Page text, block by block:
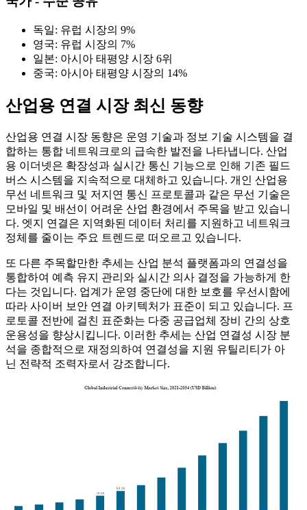
독일: 유럽 시장의 9%
영국: 유럽 시장의 7%
일본: 아시아 태평양 시장 6위
중국: 아시아 태평양 시장의 14%
산업용 연결 시장 최신 동향
산업용 연결 시장 동향은 운영 기술과 정보 기술 시스템을 결
합하는 통합 네트워크로의 급속한 발전을 나타냅니다. 산업
용 이더넷은 확장성과 실시간 통신 기능으로 인해 기존 필드
버스 시스템을 지속적으로 대체하고 있습니다. 개인 산업용
무선 네트워크 및 저지연 통신 프로토콜과 같은 무선 기술은
모바일 및 배선이 어려운 산업 환경에서 주목을 받고 있습니
다. 엣지 연결은 지역화된 데이터 처리를 지원하고 네트워크
정체를 줄이는 주요 트렌드로 떠오르고 있습니다.
또 다른 주목할만한 추세는 산업 분석 플랫폼과의 연결성을
통합하여 예측 유지 관리와 실시간 의사 결정을 가능하게 한
다는 것입니다. 업계가 운영 중단에 대한 보호를 우선시함에
따라 사이버 보안 연결 아키텍처가 표준이 되고 있습니다. 프
로토콜 전반에 걸친 표준화는 다중 공급업체 장비 간의 상호
운용성을 향상시킵니다. 이러한 추세는 산업 연결성 시장 분
석을 종합적으로 재정의하여 연결성을 지원 유틸리티가 아
닌 전략적 조력자로서 강조합니다.